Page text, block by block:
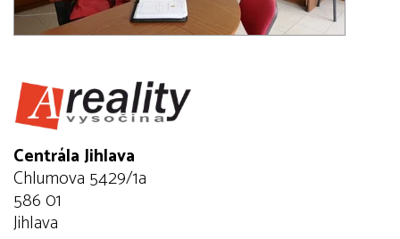
Centrála Jihlava
Chlumova 5429/1a
586 01
Jihlava